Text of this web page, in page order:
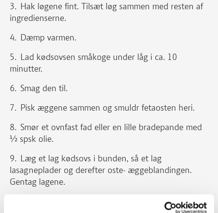
Hak løgene fint. Tilsæt løg sammen med resten af
ingredienserne.
Dæmp varmen.
Lad kødsovsen småkoge under låg i ca. 10
minutter.
Smag den til.
Pisk æggene sammen og smuldr fetaosten heri.
Smør et ovnfast fad eller en lille bradepande med
½ spsk olie.
Læg et lag kødsovs i bunden, så et lag
lasagneplader og derefter oste- æggeblandingen.
Gentag lagene.
Slut af med oste-æggeblandingen. Drys med